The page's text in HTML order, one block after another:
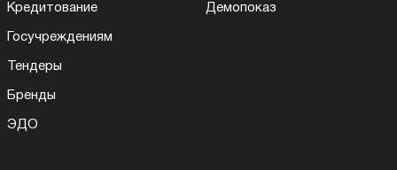
Кредитование
Госучреждениям
Тендеры
Бренды
ЭДО
Демопоказ